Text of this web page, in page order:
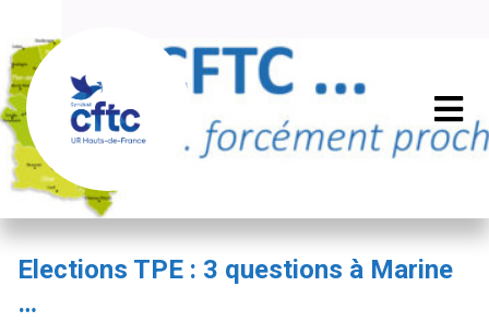
Elections TPE : 3 questions à Marine
…